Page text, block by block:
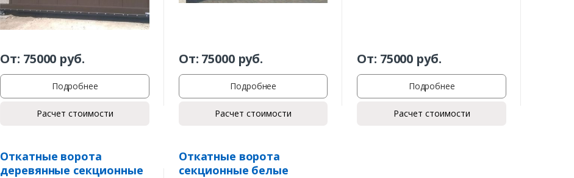
От: 75000 руб.
Подробнее
Расчет стоимости
От: 75000руб.
Подробнее
Расчет стоимости
От: 75000 руб.
Подробнее
Расчет стоимости
Откатные ворота
деревянные секционные
Откатные ворота
секционные белые